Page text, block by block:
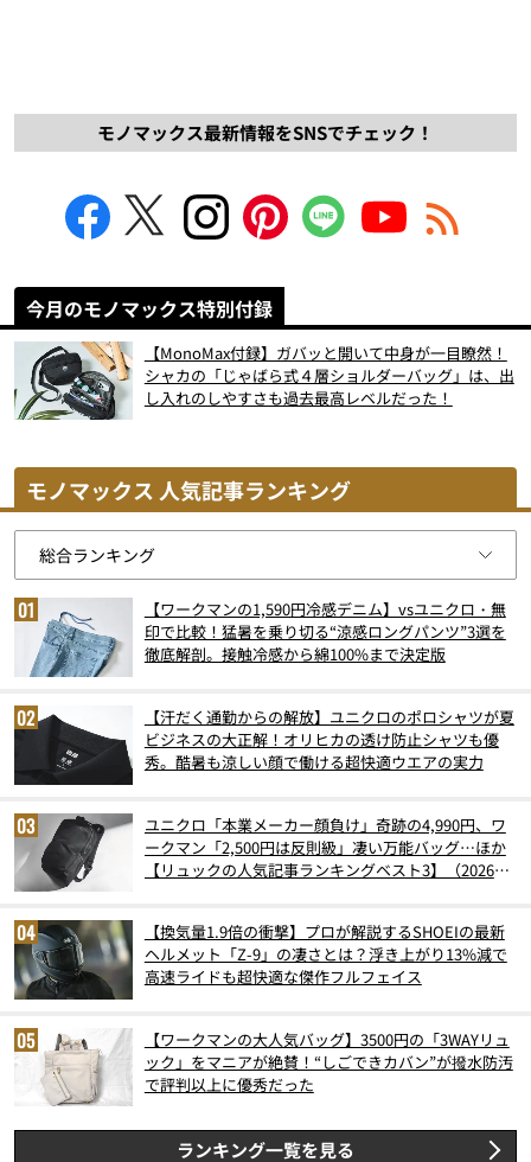
モノマックス最新情報をSNSでチェック！
今月のモノマックス特別付録
【MonoMax付録】ガバッと開いて中身が一目瞭然！
シャカの「じゃばら式４層ショルダーバッグ」は、出
し入れのしやすさも過去最高レベルだった！
モノマックス 人気記事ランキング
【ワークマンの1,590円冷感デニム】vsユニクロ・無
印で比較！猛暑を乗り切る“涼感ロングパンツ”3選を
徹底解剖。接触冷感から綿100%まで決定版
【汗だく通勤からの解放】ユニクロのポロシャツが夏
ビジネスの大正解！オリヒカの透け防止シャツも優
秀。酷暑も涼しい顔で働ける超快適ウエアの実力
ユニクロ「本業メーカー顔負け」奇跡の4,990円、ワ
ークマン「2,500円は反則級」凄い万能バッグ…ほか
【リュックの人気記事ランキングベスト3】（2026年
【換気量1.9倍の衝撃】プロが解説するSHOEIの最新
ヘルメット「Z-9」の凄さとは？浮き上がり13%減で
高速ライドも超快適な傑作フルフェイス
【ワークマンの大人気バッグ】3500円の「3WAYリュ
ック」をマニアが絶賛！“しごできカバン”が撥水防汚
で評判以上に優秀だった
ランキング一覧を見る